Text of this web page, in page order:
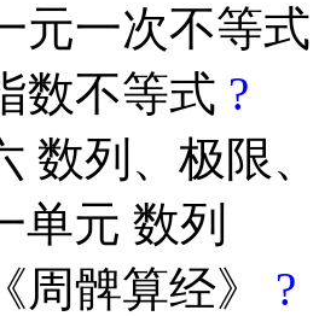
元一次不等
数不等式 ?
数列、极限
单元 数列
《周髀算经》 ?